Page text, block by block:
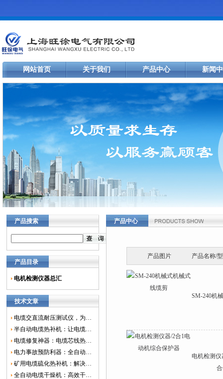
网站首页 关于我们 产品中心 新闻
产品搜索
产品目录
电机检测仪器总汇
技术文章
电缆交直流耐压测试仪，为电网安全保驾护航
半自动电缆热补机：让电缆修复更简单、更高效！
电缆修复神器：电缆芯线热补机如何保障电网安全？
电力事故预防利器：全自动控温电缆热补机
矿用电缆硫化热补机：解决矿山电缆故障的新选择
全自动电缆干燥机：高效干燥，电缆质量
产品中心
产品图片 产品名称/
SM-240机
电机检测